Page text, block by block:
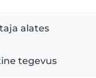
alates
tegevus